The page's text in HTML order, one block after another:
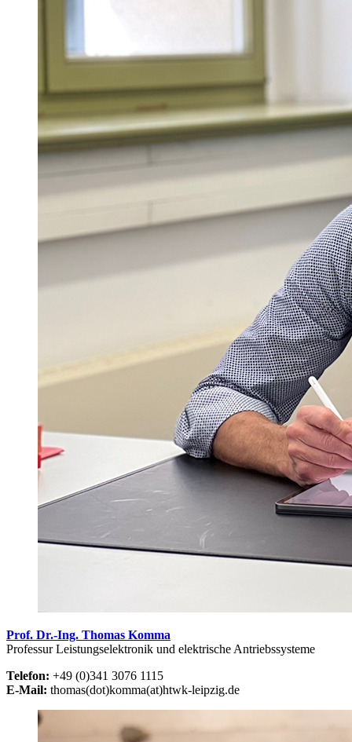
Prof. Dr.-Ing. Thomas Komma
Professur Leistungselektronik und elektrische Antriebssysteme
Telefon: +49 (0)341 3076 1115
E-Mail: thomas(dot)komma(at)htwk-leipzig.de